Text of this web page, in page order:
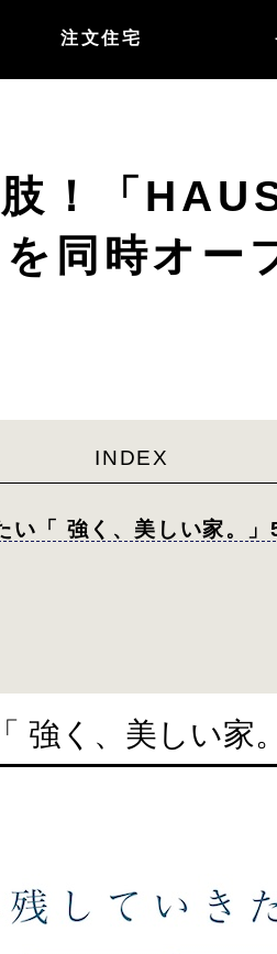
注文住宅
！「
同時オー
INDEX
い「 強く、美しい家。
く、美しい家